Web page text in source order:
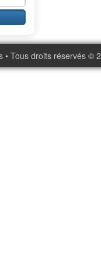
• Tous droits réservés ©